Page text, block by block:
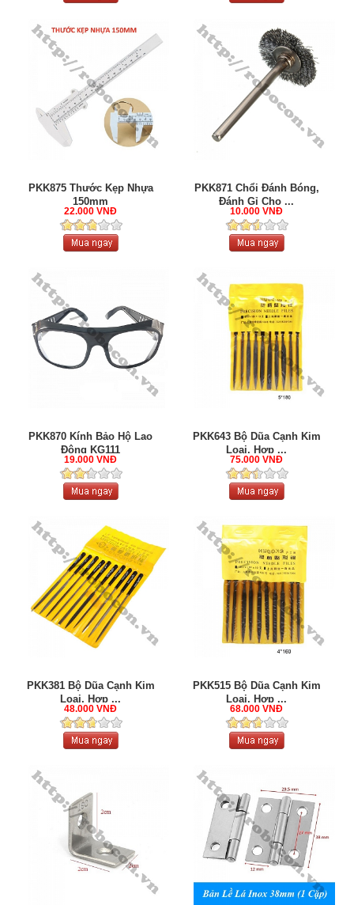
PKK875 Thước Kẹp Nhựa
150mm
22.000 VNĐ
PKK871 Chổi Đánh Bóng,
Đánh Gỉ Cho ...
10.000 VNĐ
PKK870 Kính Bảo Hộ Lao
Động KG111
19.000 VNĐ
PKK643 Bộ Dũa Cạnh Kim
Loại, Hợp ...
75.000 VNĐ
PKK381 Bộ Dũa Cạnh Kim
Loại, Hợp ...
48.000 VNĐ
PKK515 Bộ Dũa Cạnh Kim
Loại, Hợp ...
68.000 VNĐ